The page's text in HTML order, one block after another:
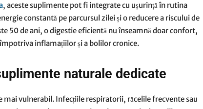
, aceste suplimente pot fi integrate cu ușurință în rutina
constantă pe parcursul zilei și o reducere a riscului de
50 de ani, o digestie eficientă nu înseamnă doar confort,
inflamațiilor și a bolilor cronice.
naturale dedicate
vulnerabil. Infecțiile respiratorii, răcelile frecvente sau